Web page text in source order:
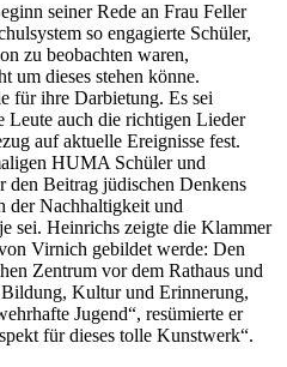
seiner Rede an Frau Feller
so engagierte Schüler,
zu beobachten waren,
um dieses stehen könne.
für ihre Darbietung. Es sei
Leute auch die richtigen Lieder
auf aktuelle Ereignisse fest.
HUMA Schüler und
den Beitrag jüdischen Denkens
der Nachhaltigkeit und
sei. Heinrichs zeigte die Klammer
Virnich gebildet werde: Den
Zentrum vor dem Rathaus und
Kultur und Erinnerung,
Jugend“, resümierte er
für dieses tolle Kunstwerk“.